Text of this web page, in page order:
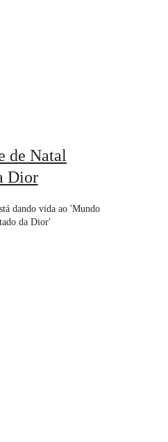
de Natal
Dior
dando vida ao 'Mundo
da Dior'